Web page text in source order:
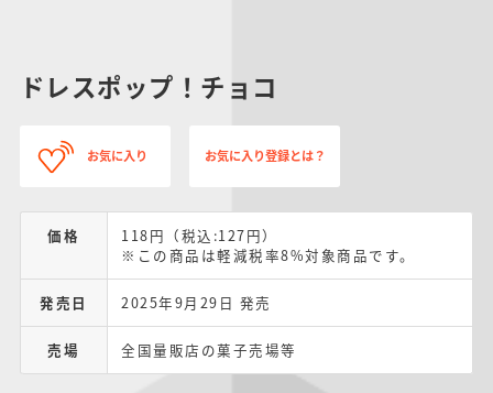
ドレスポップ！チョコ
お気に入り お気に入り登録とは？
価格
118円（税込:127円）
※この商品は軽減税率8%対象商品です。
発売日 2025年9月29日 発売
売場 全国量販店の菓子売場等